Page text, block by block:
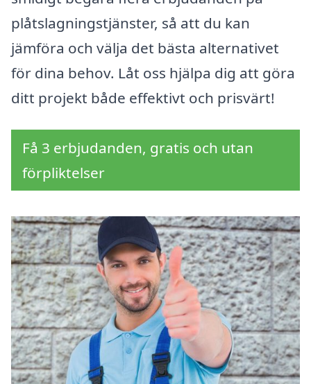
plåtslagningstjänster, så att du kan
jämföra och välja det bästa alternativet
för dina behov. Låt oss hjälpa dig att göra
ditt projekt både effektivt och prisvärt!
Få 3 erbjudanden, gratis och utan
förpliktelser